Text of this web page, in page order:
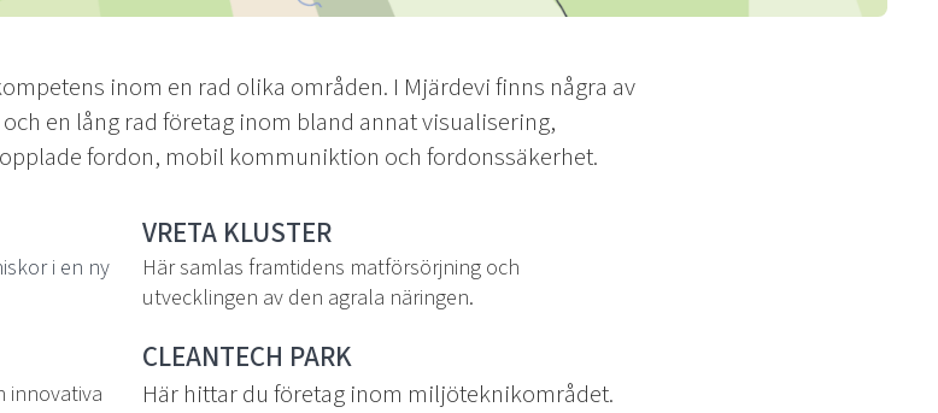
inom en rad olika områden. I Mjärdevi finns några av
en lång rad företag inom bland annat visualisering,
fordon, mobil kommuniktion och fordonssäkerhet.
i en ny
innovativa
VRETA KLUSTER
Här samlas framtidens matförsörjning och
utvecklingen av den agrala näringen.
CLEANTECH PARK
Här hittar du företag inom miljöteknikområdet.